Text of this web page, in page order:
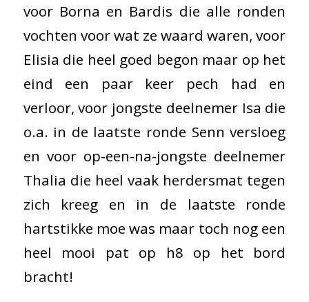
voor Borna en Bardis die alle ronden
vochten voor wat ze waard waren, voor
Elisia die heel goed begon maar op het
eind een paar keer pech had en
verloor, voor jongste deelnemer Isa die
o.a. in de laatste ronde Senn versloeg
en voor op-een-na-jongste deelnemer
Thalia die heel vaak herdersmat tegen
zich kreeg en in de laatste ronde
hartstikke moe was maar toch nog een
heel mooi pat op h8 op het bord
bracht!